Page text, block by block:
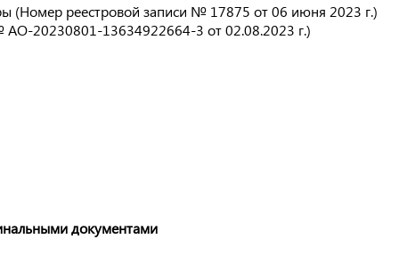
(Номер реестровой записи № 17875 от 06 июня 2023 г.)
20230801-13634922664-3 от 02.08.2023 г.)
документами